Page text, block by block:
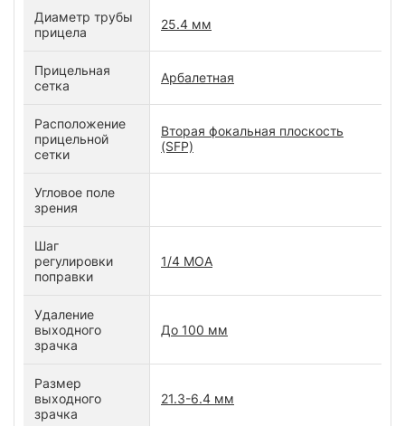
Диаметр трубы
прицела
25.4 мм
Прицельная
сетка
Арбалетная
Расположение
прицельной
сетки
Вторая фокальная плоскость
(SFP)
Угловое поле
зрения
Шаг
регулировки
поправки
1/4 MOA
Удаление
выходного
зрачка
До 100 мм
Размер
выходного
зрачка
21.3-6.4 мм